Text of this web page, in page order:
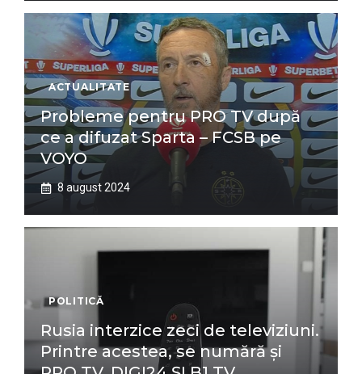
ACTUALITATE
Probleme pentru PRO TV după
ce a difuzat Sparta – FCSB pe
VOYO
8 august 2024
POLITICĂ
Rusia interzice zeci de televiziuni.
Printre acestea, se numără și